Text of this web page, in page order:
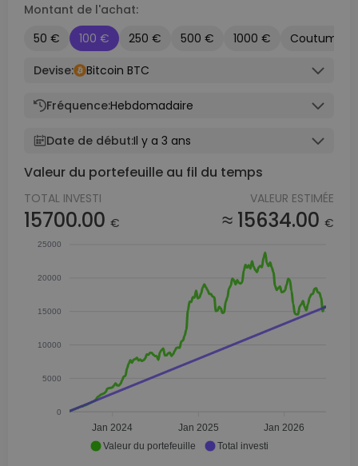
Montant de l'achat:
50 €
100 € 250 € 500 € 1000 €
Coutume
Devise:
Bitcoin BTC
Fréquence:Hebdomadaire
Date de début:Il y a 3 ans
Valeur du portefeuille au fil du temps
TOTAL INVESTI
15700.00 €
VALEUR ESTIMÉE
≈ 15634.00 €
25000
20000
15000
10000
5000
0
Jan 2024 Jan 2025 Jan 2026
Valeur du portefeuille Total investi